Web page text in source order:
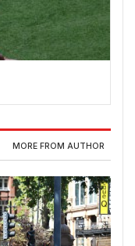
MORE FROM AUTHOR